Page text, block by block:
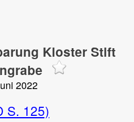
Kloster Stift
2022
S. 125)